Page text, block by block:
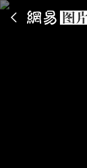
App内打开